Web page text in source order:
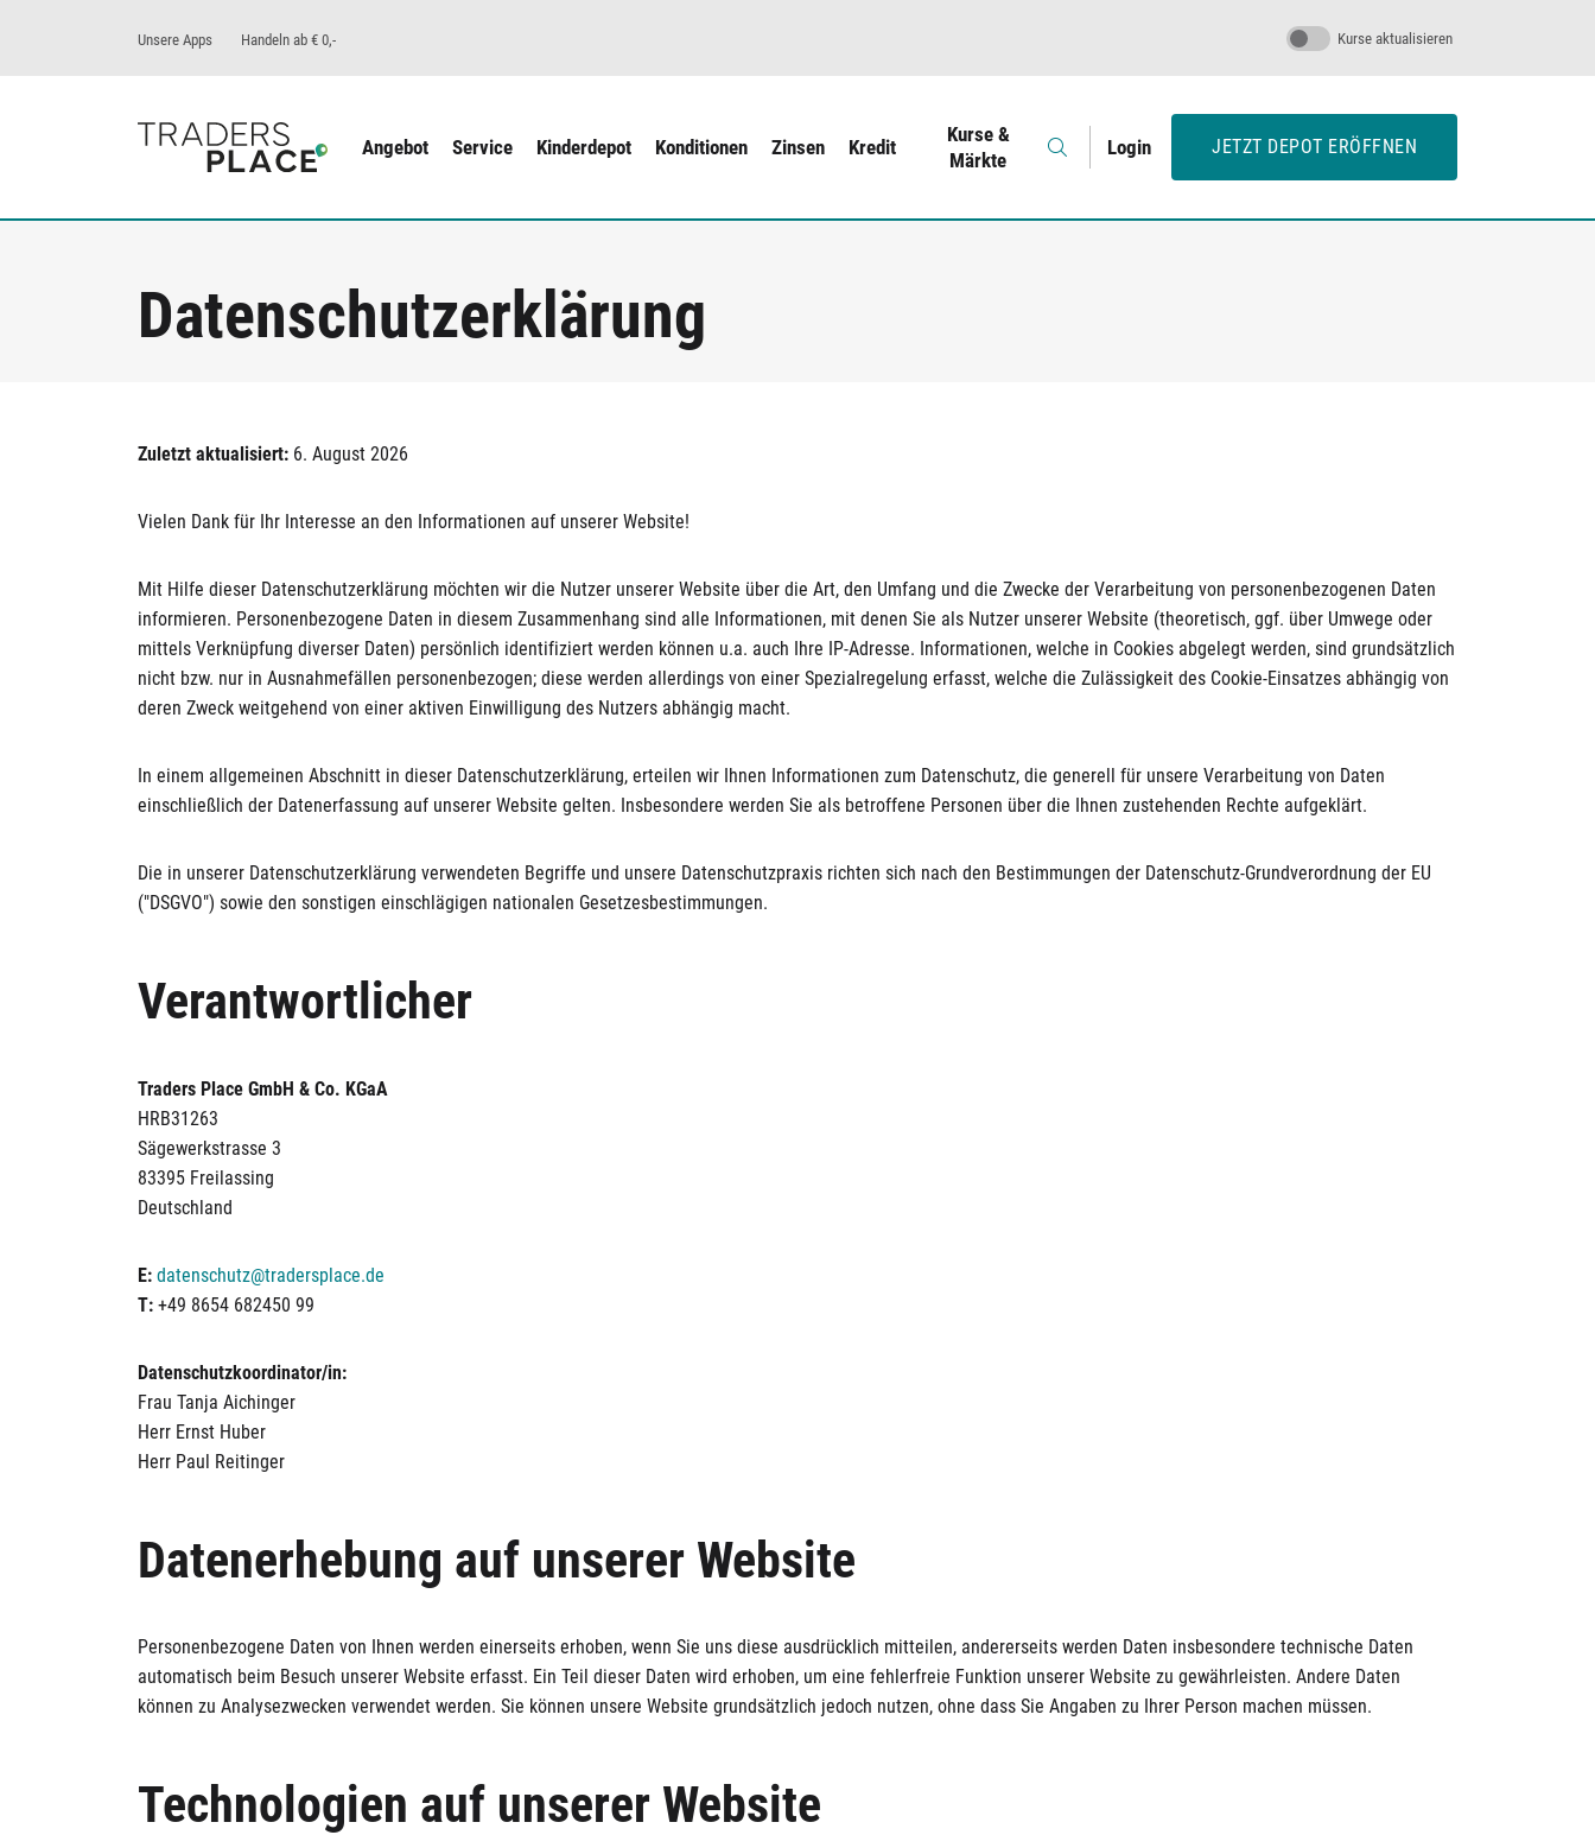
Unsere Apps Handeln ab € 0,- Kurse aktualisieren
Angebot Service Kinderdepot Konditionen Zinsen Kredit
Kurse &
Märkte
Login JETZT DEPOT ERÖFFNEN
Datenschutzerklärung
Zuletzt aktualisiert: 6. August 2026
Vielen Dank für Ihr Interesse an den Informationen auf unserer Website!
Mit Hilfe dieser Datenschutzerklärung möchten wir die Nutzer unserer Website über die Art, den Umfang und die Zwecke der Verarbeitung von personenbezogenen Daten
informieren. Personenbezogene Daten in diesem Zusammenhang sind alle Informationen, mit denen Sie als Nutzer unserer Website (theoretisch, ggf. über Umwege oder
mittels Verknüpfung diverser Daten) persönlich identifiziert werden können u.a. auch Ihre IP-Adresse. Informationen, welche in Cookies abgelegt werden, sind grundsätzlich
nicht bzw. nur in Ausnahmefällen personenbezogen; diese werden allerdings von einer Spezialregelung erfasst, welche die Zulässigkeit des Cookie-Einsatzes abhängig von
deren Zweck weitgehend von einer aktiven Einwilligung des Nutzers abhängig macht.
In einem allgemeinen Abschnitt in dieser Datenschutzerklärung, erteilen wir Ihnen Informationen zum Datenschutz, die generell für unsere Verarbeitung von Daten
einschließlich der Datenerfassung auf unserer Website gelten. Insbesondere werden Sie als betroffene Personen über die Ihnen zustehenden Rechte aufgeklärt.
Die in unserer Datenschutzerklärung verwendeten Begriffe und unsere Datenschutzpraxis richten sich nach den Bestimmungen der Datenschutz-Grundverordnung der EU
("DSGVO") sowie den sonstigen einschlägigen nationalen Gesetzesbestimmungen.
Verantwortlicher
Traders Place GmbH & Co. KGaA
HRB31263
Sägewerkstrasse 3
83395 Freilassing
Deutschland
E: datenschutz@tradersplace.de
T: +49 8654 682450 99
Datenschutzkoordinator/in:
Frau Tanja Aichinger
Herr Ernst Huber
Herr Paul Reitinger
Datenerhebung auf unserer Website
Personenbezogene Daten von Ihnen werden einerseits erhoben, wenn Sie uns diese ausdrücklich mitteilen, andererseits werden Daten insbesondere technische Daten
automatisch beim Besuch unserer Website erfasst. Ein Teil dieser Daten wird erhoben, um eine fehlerfreie Funktion unserer Website zu gewährleisten. Andere Daten
können zu Analysezwecken verwendet werden. Sie können unsere Website grundsätzlich jedoch nutzen, ohne dass Sie Angaben zu Ihrer Person machen müssen.
Technologien auf unserer Website